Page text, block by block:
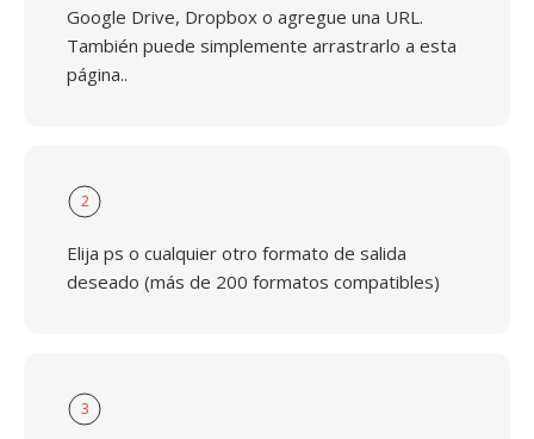
Google Drive, Dropbox o agregue una URL.
También puede simplemente arrastrarlo a esta
página..
2
Elija ps o cualquier otro formato de salida
deseado (más de 200 formatos compatibles)
3